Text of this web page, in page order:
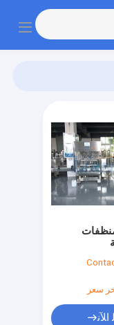
سعر
ﺍﻶﻧ